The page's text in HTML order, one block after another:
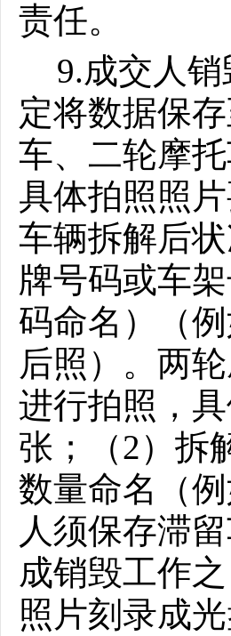
责任。
9.成交人销
定将数据保
车、二轮摩
具体拍照照
车辆拆解后
牌号码或车
码命名）（
后照）。两
进行拍照，
张；（2）拆
数量命名（
人须保存滞留
成销毁工作
照片刻录成